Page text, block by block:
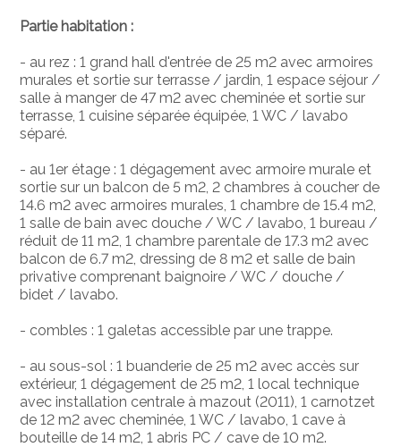
Partie habitation :
- au rez : 1 grand hall d'entrée de 25 m2 avec armoires
murales et sortie sur terrasse / jardin, 1 espace séjour /
salle à manger de 47 m2 avec cheminée et sortie sur
terrasse, 1 cuisine séparée équipée, 1 WC / lavabo
séparé.
- au 1er étage : 1 dégagement avec armoire murale et
sortie sur un balcon de 5 m2, 2 chambres à coucher de
14.6 m2 avec armoires murales, 1 chambre de 15.4 m2,
1 salle de bain avec douche / WC / lavabo, 1 bureau /
réduit de 11 m2, 1 chambre parentale de 17.3 m2 avec
balcon de 6.7 m2, dressing de 8 m2 et salle de bain
privative comprenant baignoire / WC / douche /
bidet / lavabo.
- combles : 1 galetas accessible par une trappe.
- au sous-sol : 1 buanderie de 25 m2 avec accès sur
extérieur, 1 dégagement de 25 m2, 1 local technique
avec installation centrale à mazout (2011), 1 carnotzet
de 12 m2 avec cheminée, 1 WC / lavabo, 1 cave à
bouteille de 14 m2, 1 abris PC / cave de 10 m2.